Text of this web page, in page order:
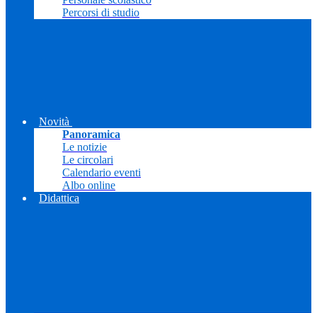
Percorsi di studio
Novità
Panoramica
Le notizie
Le circolari
Calendario eventi
Albo online
Didattica